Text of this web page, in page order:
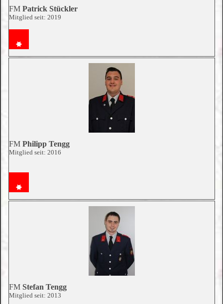
FM Patrick Stückler
Mitglied seit: 2019
FM Philipp Tengg
Mitglied seit: 2016
FM Stefan Tengg
Mitglied seit: 2013